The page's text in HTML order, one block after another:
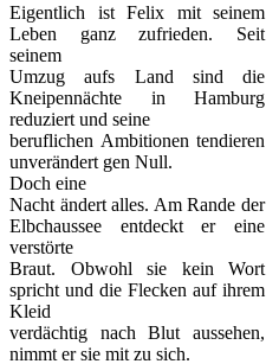
Eigentlich ist Felix mit seinem
Leben ganz zufrieden. Seit
seinem
Umzug aufs Land sind die
Kneipennächte in Hamburg
reduziert und seine
beruflichen Ambitionen tendieren
unverändert gen Null.
Doch eine
Nacht ändert alles. Am Rande der
Elbchaussee entdeckt er eine
verstörte
Braut. Obwohl sie kein Wort
spricht und die Flecken auf ihrem
Kleid
verdächtig nach Blut aussehen,
nimmt er sie mit zu sich.